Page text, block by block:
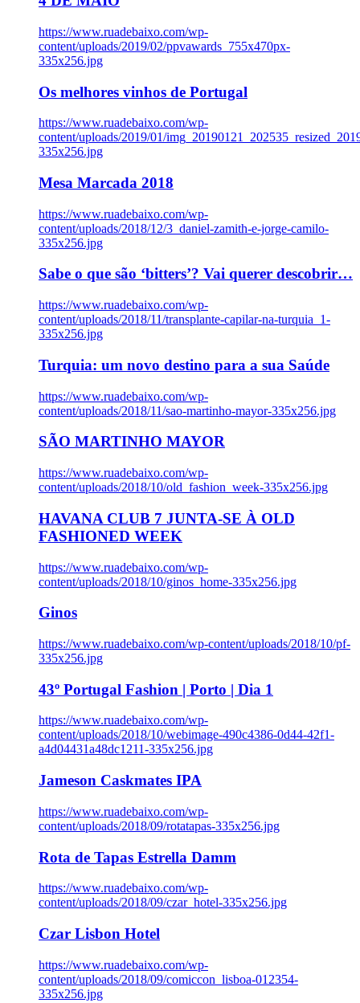
https://www.ruadebaixo.com/wp-
content/uploads/2019/02/ppvawards_755x470px-
335x256.jpg
Os melhores vinhos de Portugal
https://www.ruadebaixo.com/wp-
content/uploads/2019/01/
335x256.jpg
Mesa Marcada 2018
https://www.ruadebaixo.com/wp-
content/uploads/2018/12/3_daniel-zamith-e-jorge-camilo-
335x256.jpg
Sabe o que são ‘bitters’? Vai querer descobrir…
https://www.ruadebaixo.com/wp-
content/uploads/2018/11/transplante-capilar-na-turquia_1-
335x256.jpg
Turquia: um novo destino para a sua Saúde
https://www.ruadebaixo.com/wp-
content/uploads/2018/11/sao-martinho-mayor-335x256.jpg
SÃO MARTINHO MAYOR
https://www.ruadebaixo.com/wp-
content/uploads/2018/10/old_fashion_week-335x256.jpg
HAVANA CLUB 7 JUNTA-SE À OLD
FASHIONED WEEK
https://www.ruadebaixo.com/wp-
content/uploads/2018/10/ginos_home-335x256.jpg
Ginos
https://www.ruadebaixo.com/wp-content/uploads/2018/10/pf-
335x256.jpg
43º Portugal Fashion | Porto | Dia 1
https://www.ruadebaixo.com/wp-
content/uploads/2018/10/webimage-490c4386-0d44-42f1-
a4d04431a48dc1211-335x256.jpg
Jameson Caskmates IPA
https://www.ruadebaixo.com/wp-
content/uploads/2018/09/rotatapas-335x256.jpg
Rota de Tapas Estrella Damm
https://www.ruadebaixo.com/wp-
content/uploads/2018/09/czar_hotel-335x256.jpg
Czar Lisbon Hotel
https://www.ruadebaixo.com/wp-
content/uploads/2018/09/comiccon_lisboa-012354-
335x256.jpg